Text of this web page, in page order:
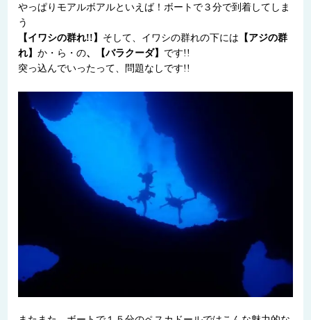
やっぱりモアルボアルといえば！ボートで３分で到着してしま
う
【イワシの群れ!!】 そして、イワシの群れの下には 【アジの群
れ】か・ら・の、【バラクーダ】 です!!
突っ込んでいったって、問題なしです!!